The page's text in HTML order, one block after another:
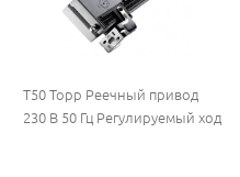
T50 Topp Реечный привод
230 В 50 Гц Регулируемый ход